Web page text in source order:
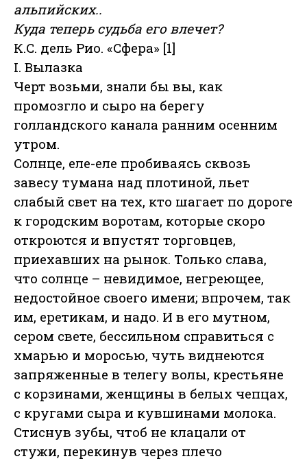
альпийских..
Куда теперь судьба его влечет?
К.С. дель Рио. «Сфера» [1]
I. Вылазка
Черт возьми, знали бы вы, как
промозгло и сыро на берегу
голландского канала ранним осенним
утром.
Солнце, еле-еле пробиваясь сквозь
завесу тумана над плотиной, льет
слабый свет на тех, кто шагает по дороге
к городским воротам, которые скоро
откроются и впустят торговцев,
приехавших на рынок. Только слава,
что солнце – невидимое, негреющее,
недостойное своего имени; впрочем, так
им, еретикам, и надо. И в его мутном,
сером свете, бессильном справиться с
хмарью и моросью, чуть виднеются
запряженные в телегу волы, крестьяне
с корзинами, женщины в белых чепцах,
с кругами сыра и кувшинами молока.
Стиснув зубы, чтоб не клацали от
стужи, перекинув через плечо